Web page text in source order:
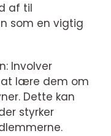
af til
som en vigtig
Involver
at lære dem om
Dette kan
styrker